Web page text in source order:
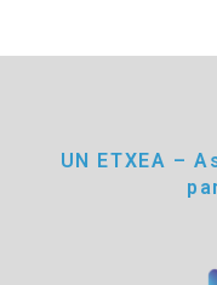
UN ETXEA –